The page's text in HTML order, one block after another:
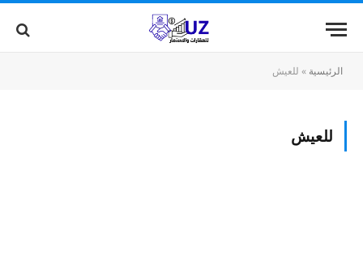
الرئيسية » للعيش
للعيش